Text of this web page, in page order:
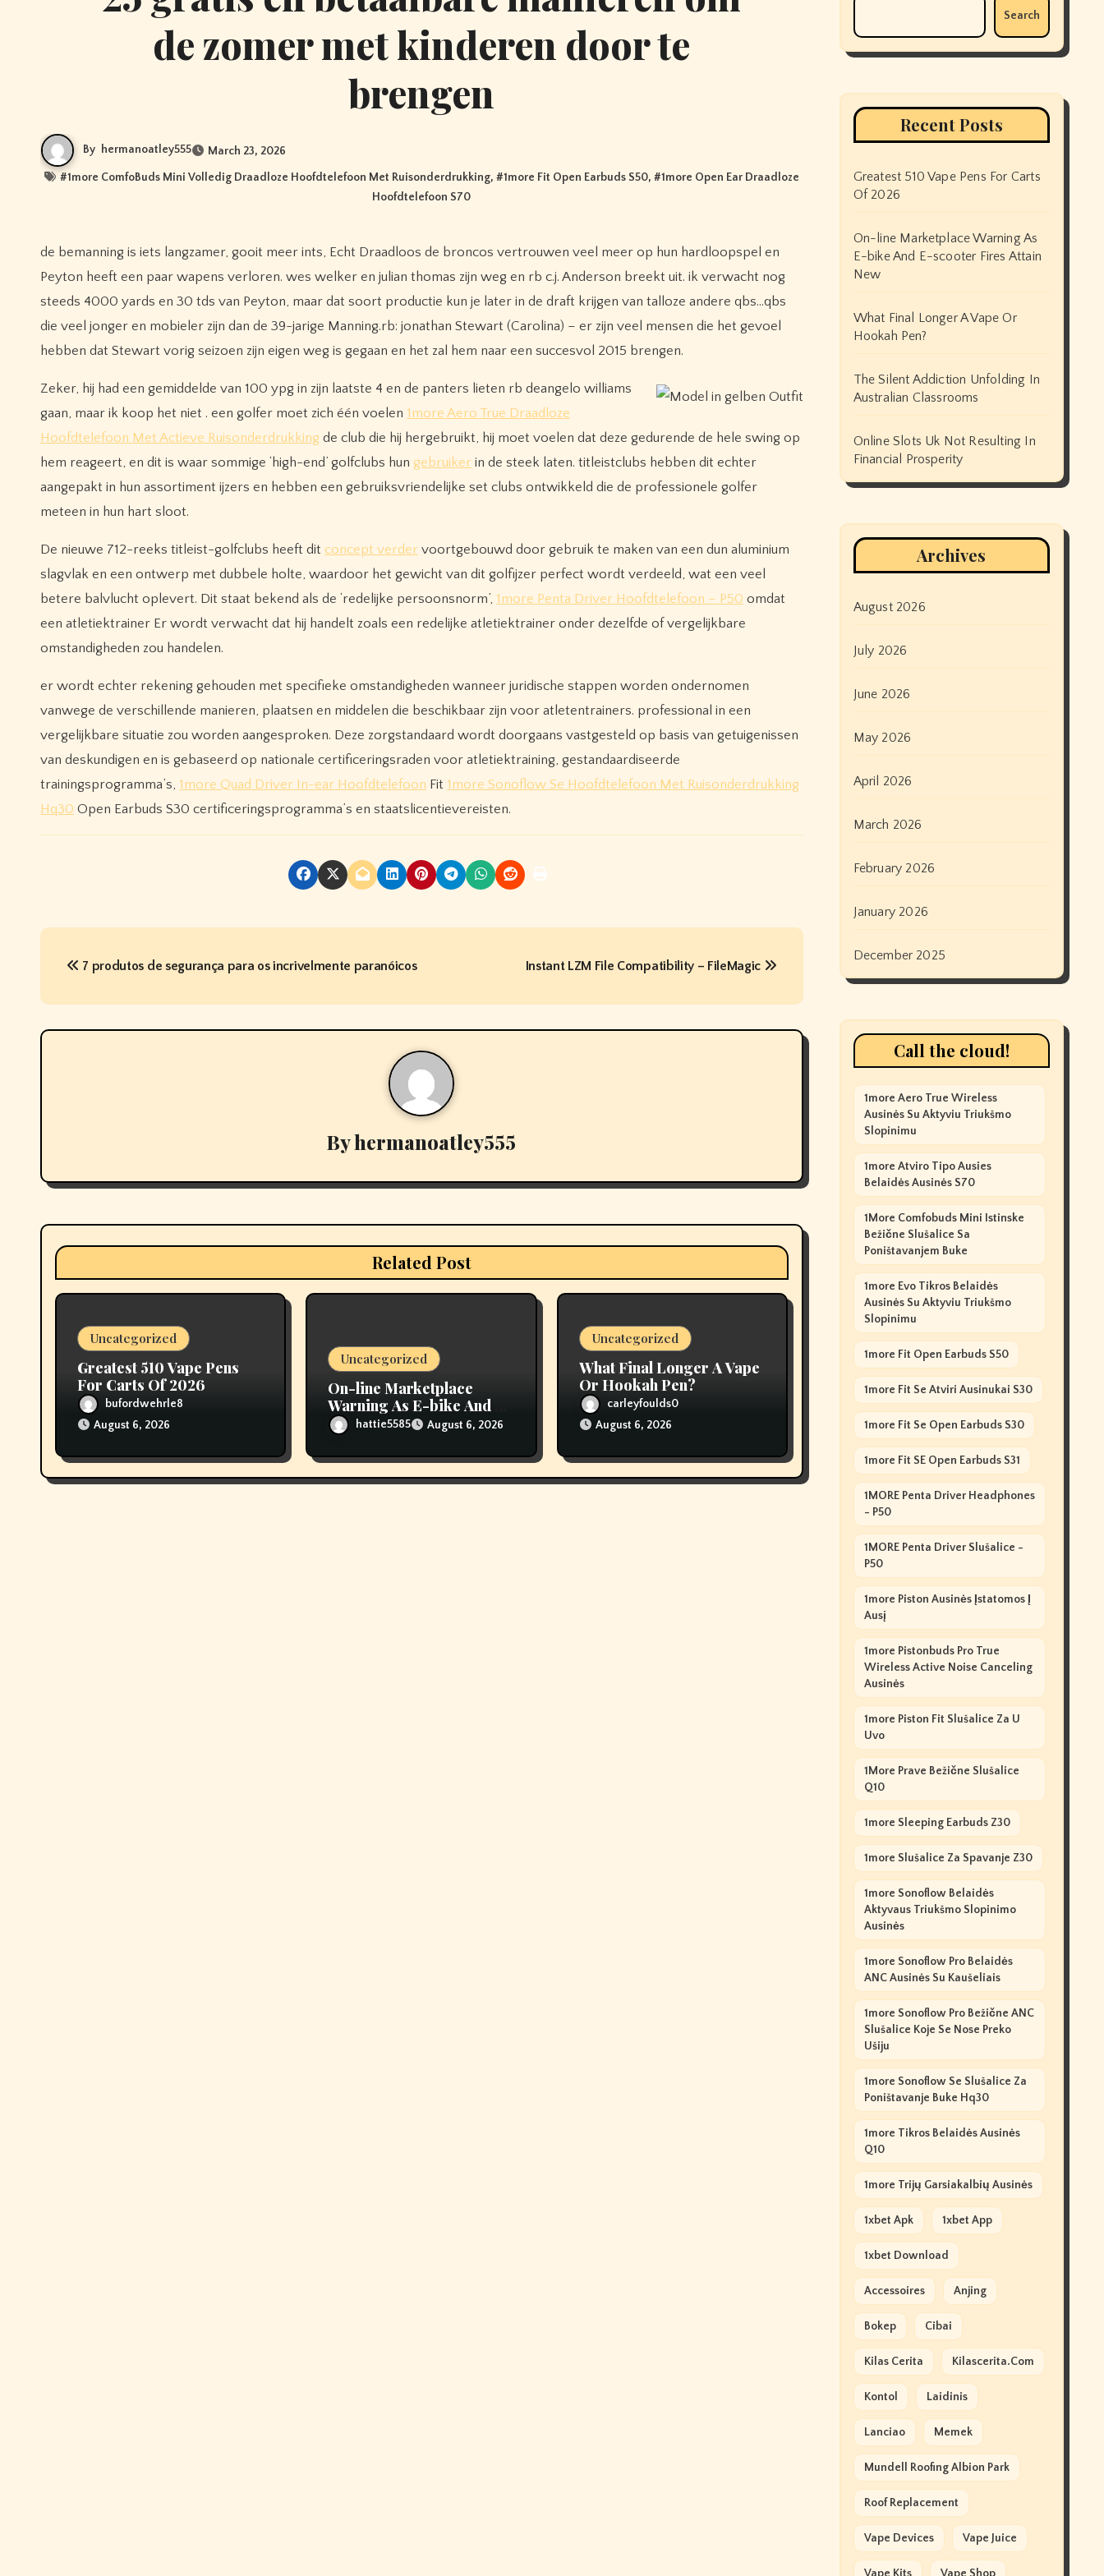
de zomer met kinderen door te
brengen
By hermanoatley555 March 23, 2026
#1more ComfoBuds Mini Volledig Draadloze Hoofdtelefoon Met Ruisonderdrukking, #1more Fit Open Earbuds S50, #1more Open Ear Draadloze
Hoofdtelefoon S70
de bemanning is iets langzamer, gooit meer ints, Echt Draadloos de broncos vertrouwen veel meer op hun hardloopspel en
Peyton heeft een paar wapens verloren. wes welker en julian thomas zijn weg en rb c.j. Anderson breekt uit. ik verwacht nog
steeds 4000 yards en 30 tds van Peyton, maar dat soort productie kun je later in de draft krijgen van talloze andere qbs…qbs
die veel jonger en mobieler zijn dan de 39-jarige Manning.rb: jonathan Stewart (Carolina) – er zijn veel mensen die het gevoel
hebben dat Stewart vorig seizoen zijn eigen weg is gegaan en het zal hem naar een succesvol 2015 brengen.
Zeker, hij had een gemiddelde van 100 ypg in zijn laatste 4 en de panters lieten rb deangelo williams
gaan, maar ik koop het niet . een golfer moet zich één voelen 1more Aero True Draadloze
Hoofdtelefoon Met Actieve Ruisonderdrukking de club die hij hergebruikt, hij moet voelen dat deze gedurende de hele swing op
hem reageert, en dit is waar sommige ‘high-end’ golfclubs hun gebruiker in de steek laten. titleistclubs hebben dit echter
aangepakt in hun assortiment ijzers en hebben een gebruiksvriendelijke set clubs ontwikkeld die de professionele golfer
meteen in hun hart sloot.
De nieuwe 712-reeks titleist-golfclubs heeft dit concept verder voortgebouwd door gebruik te maken van een dun aluminium
slagvlak en een ontwerp met dubbele holte, waardoor het gewicht van dit golfijzer perfect wordt verdeeld, wat een veel
betere balvlucht oplevert. Dit staat bekend als de ‘redelijke persoonsnorm’, 1more Penta Driver Hoofdtelefoon – P50 omdat
een atletiektrainer Er wordt verwacht dat hij handelt zoals een redelijke atletiektrainer onder dezelfde of vergelijkbare
omstandigheden zou handelen.
er wordt echter rekening gehouden met specifieke omstandigheden wanneer juridische stappen worden ondernomen
vanwege de verschillende manieren, plaatsen en middelen die beschikbaar zijn voor atletentrainers. professional in een
vergelijkbare situatie zou worden aangesproken. Deze zorgstandaard wordt doorgaans vastgesteld op basis van getuigenissen
van deskundigen en is gebaseerd op nationale certificeringsraden voor atletiektraining, gestandaardiseerde
trainingsprogramma’s, 1more Quad Driver In-ear Hoofdtelefoon Fit 1more Sonoflow Se Hoofdtelefoon Met Ruisonderdrukking
Hq30 Open Earbuds S30 certificeringsprogramma’s en staatslicentievereisten.
P
s
t
i
7 produtos de segurança para os incrivelmente paranóicos Instant LZM File Compatibility – FileMagic
Byhermanoatley555
Related Post
Uncategorized
Greatest 510 Vape Pens
For Carts Of 2026
bufordwehrle8
August 6, 2026
Uncategorized
On-line Marketplace
Warning As E-bike And E-
scooter Fires Attain New
hattie5585 August 6, 2026
Uncategorized
What Final Longer A Vape
Or Hookah Pen?
carleyfoulds0
August 6, 2026
Search
Recent Posts
Greatest 510 Vape Pens For Carts
Of 2026
On-line Marketplace Warning As
E-bike And E-scooter Fires Attain
New
What Final Longer A Vape Or
Hookah Pen?
The Silent Addiction Unfolding In
Australian Classrooms
Online Slots Uk Not Resulting In
Financial Prosperity
Archives
August 2026
July 2026
June 2026
May 2026
April 2026
March 2026
February 2026
January 2026
December 2025
Call the cloud!
1more Aero True Wireless
Ausinės Su Aktyviu Triukšmo
Slopinimu
1more Atviro Tipo Ausies
Belaidės Ausinės S70
1More Comfobuds Mini Istinske
Bežične Slušalice Sa
Poništavanjem Buke
1more Evo Tikros Belaidės
Ausinės Su Aktyviu Triukšmo
Slopinimu
1more Fit Open Earbuds S50
1more Fit Se Atviri Ausinukai S30
1more Fit Se Open Earbuds S30
1more Fit SE Open Earbuds S31
1MORE Penta Driver Headphones
- P50
1MORE Penta Driver Slušalice -
P50
1more Piston Ausinės Įstatomos Į
Ausį
1more Pistonbuds Pro True
Wireless Active Noise Canceling
Ausinės
1more Piston Fit Slušalice Za U
Uvo
1More Prave Bežične Slušalice
Q10
1more Sleeping Earbuds Z30
1more Slušalice Za Spavanje Z30
1more Sonoflow Belaidės
Aktyvaus Triukšmo Slopinimo
Ausinės
1more Sonoflow Pro Belaidės
ANC Ausinės Su Kaušeliais
1more Sonoflow Pro Bežične ANC
Slušalice Koje Se Nose Preko
Ušiju
1more Sonoflow Se Slušalice Za
Poništavanje Buke Hq30
1more Tikros Belaidės Ausinės
Q10
1more Trijų Garsiakalbių Ausinės
1xbet Apk 1xbet App
1xbet Download
Accessoires Anjing
Bokep Cibai
Kilas Cerita Kilascerita.com
Kontol Laidinis
Lanciao Memek
Mundell Roofing Albion Park
Roof Replacement
Vape Devices Vape Juice